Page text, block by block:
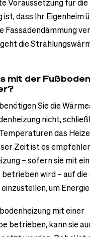
Voraussetzung für die
ist, dass Ihr Eigenheim
Fassadendämmung
die
mit der
Sie die
nicht,
das
Zeit ist es
– sofern sie mit
wird – auf die
um
mit einer
betrieben, kann sie